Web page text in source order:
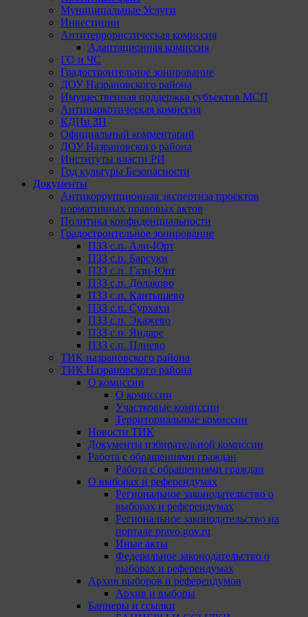
Муниципальные Услуги
Инвестиции
Антитеррористическая комиссия
Адаптационная комиссия
ГО и ЧС
Градостроительное зонирование
ДОУ Назрановского района
Имущественная поддержка субъектов МСП
Антинаркотическая комиссия
КДНи ЗП
Официальный комментарий
ДОУ Назрановского района
Институты власти РИ
Год культуры Безопасности
Документы
Антикоррупционная экспертиза проектов
нормативных правовых актов
Политика конфиденциальности
Градостроительное зонирование
ПЗЗ с.п. Али-Юрт
ПЗЗ с.п. Барсуки
ПЗЗ с.п. Гази-Юрт
ПЗЗ с.п. Долаково
ПЗЗ с.п. Кантышево
ПЗЗ с.п. Сурхахи
ПЗЗ с.п. Экажево
ПЗЗ с.п. Яндаре
ПЗЗ с.п. Плиево
ТИК назрановского района
ТИК Назрановского района
О комиссии
О комиссии
Участковые комиссии
Территориальные комиссии
Новости ТИК
Документы избирательной комиссии
Работа с обращениями граждан
Работа с обращениями граждан
О выборах и референдумах
Региональное законодательство о
выборах и референдумах
Региональное законодательство на
портале pravo.gov.ru
Иные акты
Федеральное законодательство о
выборах и референдумах
Архив выборов и референдумов
Архив и выборы
Баннеры и ссылки